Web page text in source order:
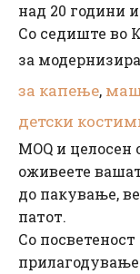
над 20 години
Со седиште во
за
за капење,
детски
MOQ и целосен
оживеете
до пакување,
патот.
Со